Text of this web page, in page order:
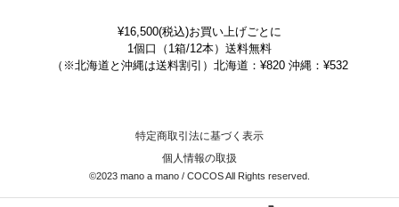
¥16,500(税込)お買い上げごとに
1個口（1箱/12本）送料無料
（※北海道と沖縄は送料割引）北海道：¥820 沖縄：¥532
特定商取引法に基づく表示
個人情報の取扱
©2023 mano a mano / COCOS All Rights reserved.